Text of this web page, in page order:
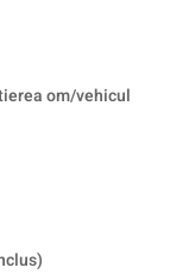
om/vehicul